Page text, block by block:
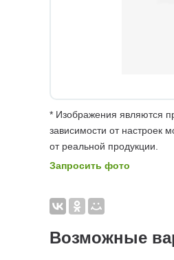
* Изображения являются
зависимости от настроек
от реальной продукции.
Запросить фото
Возможные